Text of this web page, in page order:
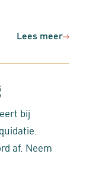
Lees meer
bij
af. Neem